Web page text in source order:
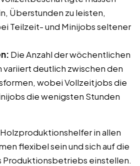
Überstunden zu leisten,
Teilzeit- und Minijobs seltener
Die Anzahl der wöchentlichen
deutlich zwischen den
wobei Vollzeitjobs die
die wenigsten Stunden
in allen
flexibel sein und sich auf die
Produktionsbetriebs einstellen.